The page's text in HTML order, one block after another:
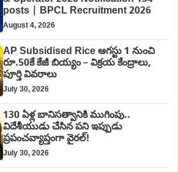
posts | BPCL Recruitment 2026
August 4, 2026
AP Subsidised Rice ఆగస్టు 1 నుంచి
రూ.50కే కేజీ బియ్యం – విక్రయ కేంద్రాలు,
పూర్తి వివరాలు
July 30, 2026
130 ఏళ్ల బానిసత్వానికి ముగింపు..
విదేశీయుడు చేసిన పని ఇప్పుడు
ప్రపంచవ్యాప్తంగా వైరల్!
July 30, 2026